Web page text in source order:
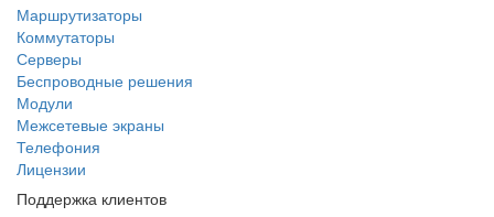
Маршрутизаторы
Коммутаторы
Серверы
Беспроводные решения
Модули
Межсетевые экраны
Телефония
Лицензии
Поддержка клиентов